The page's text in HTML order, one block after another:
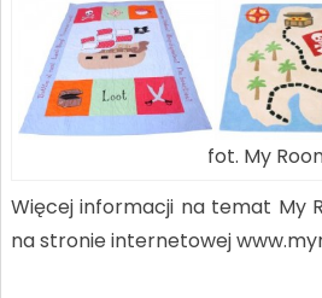
fot. My
Więcej informacji na temat My
na stronie internetowej